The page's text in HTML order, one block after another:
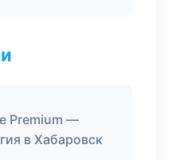
Premium —
в Хабаровск